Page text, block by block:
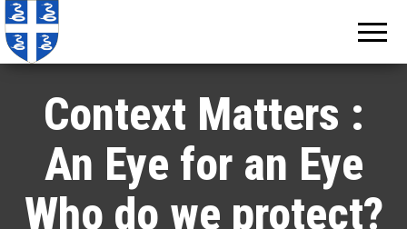
Context Matters :
An Eye for an Eye
Who do we protect?